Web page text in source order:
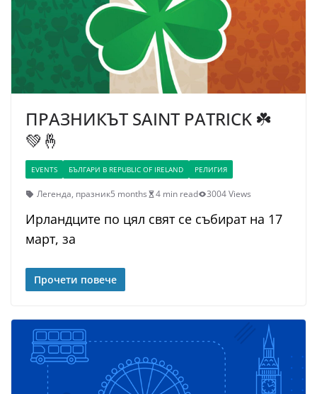
ПРАЗНИКЪТ SAINT PATRICK ☘️
💚🤞
EVENTS БЪЛГАРИ В REPUBLIC OF IRELAND РЕЛИГИЯ
Легенда, празник5 months 4 min read 3004 Views
Ирландците по цял свят се събират на 17
март, за
Прочети повече